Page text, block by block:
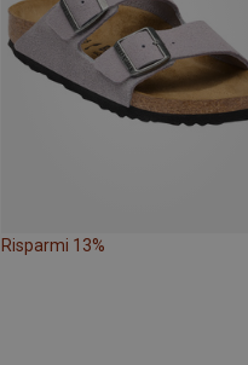
Risparmi 13%